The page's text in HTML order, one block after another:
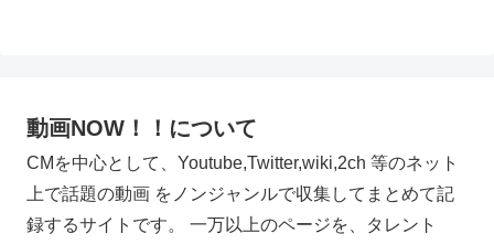
動画NOW！！について
CMを中心として、Youtube,Twitter,wiki,2ch 等のネット
上で話題の動画 をノンジャンルで収集してまとめて記
録するサイトです。 一万以上のページを、タレント